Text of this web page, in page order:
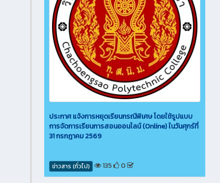
ประกาศ แจ้งการหยุดเรียนกรณีพิเศษ โดยใช้รูปแบบ
การจัดการเรียนการสอนออนไลน์ (Online) ในวันศุกร์ที่
31 กรกฎาคม 2569
ข่าวสาร (ทั่วไป) 135 0